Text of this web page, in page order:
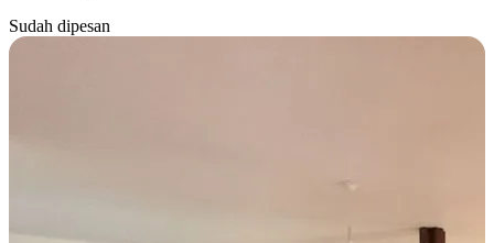
Sudah dipesan